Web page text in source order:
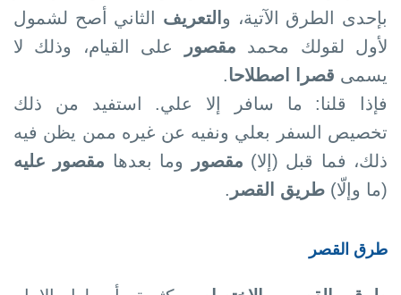
بإحدى الطرق الآتية، و التعريف الثاني أصح لشمول
لأول لقولك محمد مقصور
على القيام، وذلك لا
يسمى قصرا اصطلاحا.
فإذا قلنا: ما سافر إلا علي. استفيد من ذلك
تخصيص السفر بعلي ونفيه عن غيره ممن يظن فيه
ذلك، فما قبل (إلا) مقصور وما بعدها مقصور عليه
(ما وإلّا) طريق القصر .
طرق القصر